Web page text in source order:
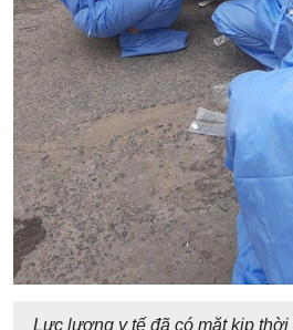
Lực lượng y tế đã có mặt kịp